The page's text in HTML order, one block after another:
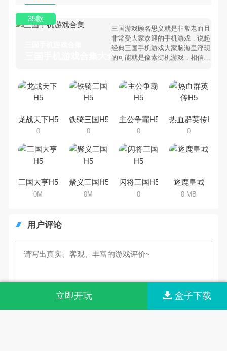
三国手机游戏合集大全 >
三国游戏顾名思义就是非常老而且
非常受大家欢迎的手机游戏，说起
经典三国手机游戏大家脑海里浮现
的可能就是像素街机游戏，相信很
国手机游戏有哪些呢？游戏今天，
乐途下载站小编芒果味的怪咖给大
集，欢迎大家前来选择下载体验
35款
龙战天下H5
0
铁骑三国H5
0
主公争霸H5
0
热血群英传H5
0
三国大亨H5
0M
聚义三国H5
0M
闪将三国H5
0
逐鹿皇城
0 MB
用户评论
立即开玩 盒子下载